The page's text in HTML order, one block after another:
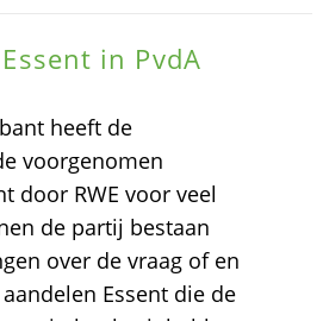
in PvdA
heeft de
voorgenomen
door RWE voor veel
de partij bestaan
over de vraag of en
Essent die de